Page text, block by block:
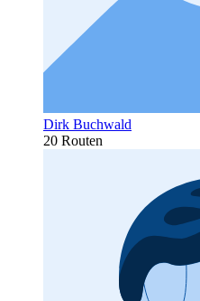
Dirk Buchwald
20 Routen